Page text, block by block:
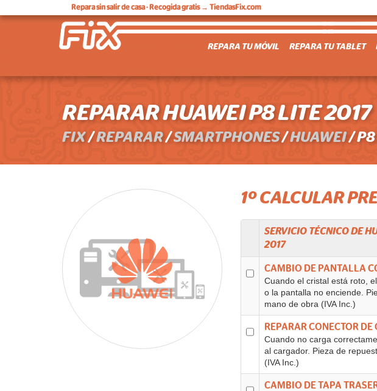
Repara sin salir de casa· Recogida gratis → TiendasFix.com
REPARA TU MÓVIL REPARA TU TABLET
REPARAR HUAWEI P8 LITE 2017
FIX/REPARAR/SMARTPHONES/HUAWEI/P8
1º CALCULAR
SERVICIO TÉCNICO DE
2017
CAMBIO DE PANTALLA
Cuando el cristal está roto,
o la pantalla no enciende.
mano de obra (IVA Inc.)
REPARAR CONECTOR DE
Cuando no carga
al cargador. Pieza de
(IVA Inc.)
CAMBIO DE TAPA